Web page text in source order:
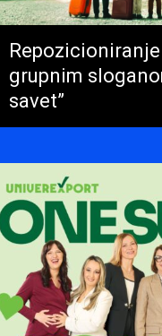
grupnim
savet”